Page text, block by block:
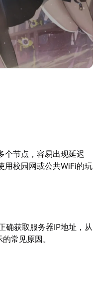
个节点，容易出现延迟
用校园网或公共WiFi的玩
确获取服务器IP地址，从
常见原因。